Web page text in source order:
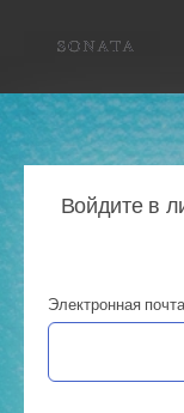
Войдите в
Электронная почта